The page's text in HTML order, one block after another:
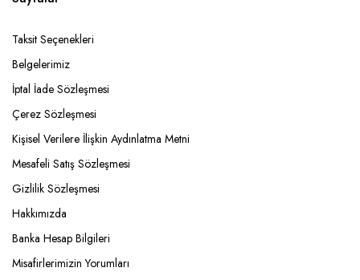
Taksit Seçenekleri
Belgelerimiz
İptal İade Sözleşmesi
Çerez Sözleşmesi
Kişisel Verilere İlişkin Aydınlatma Metni
Mesafeli Satış Sözleşmesi
Gizlilik Sözleşmesi
Hakkımızda
Banka Hesap Bilgileri
Misafirlerimizin Yorumları